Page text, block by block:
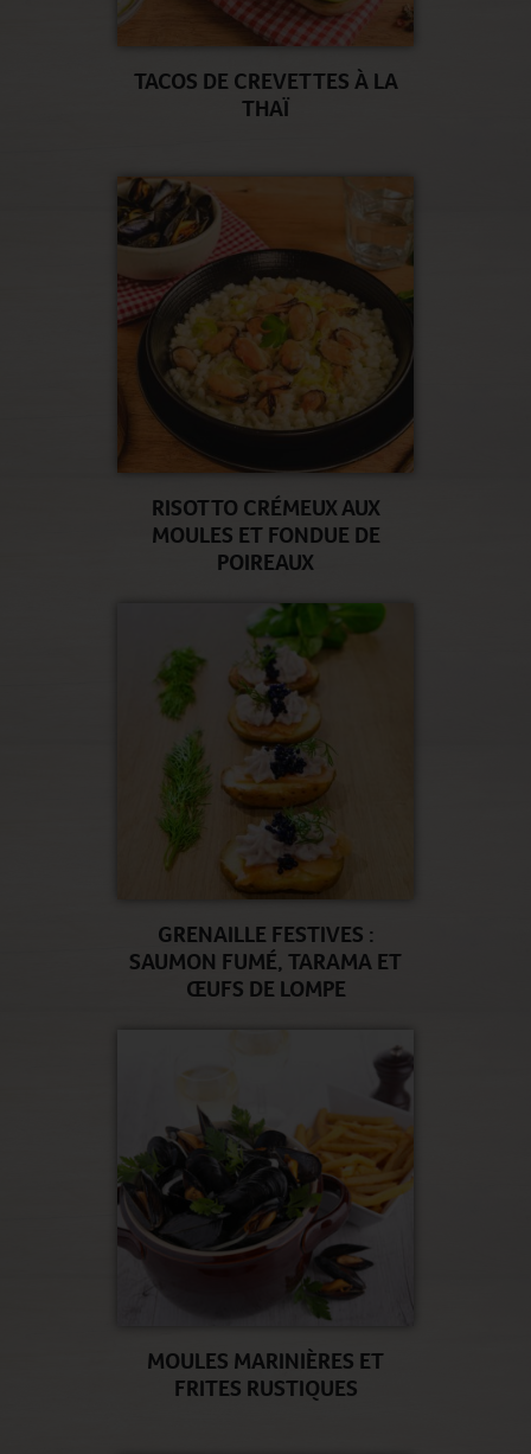
TACOS DE CREVETTES À LA
THAÏ
RISOTTO CRÉMEUX AUX
MOULES ET FONDUE DE
POIREAUX
GRENAILLE FESTIVES :
SAUMON FUMÉ, TARAMA ET
ŒUFS DE LOMPE
MOULES MARINIÈRES ET
FRITES RUSTIQUES